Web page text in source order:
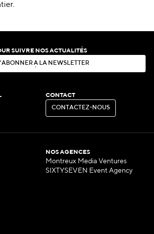
SUIVRE NOS ACTUALITÉS
'ABON N ER À LA N EWSLE ER
CONTACT
CON ACT EZ-N OUS
CONTACTEZ-NOUS
NOS AGENCES
Montreux Media Ventures
SIXTYSEVEN Event Agency